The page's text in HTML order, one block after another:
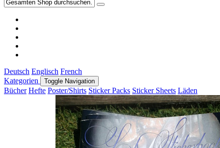
Deutsch Englisch French
Kategorien
Toggle Navigation
Bücher Hefte Poster/Shirts Sticker Packs Sticker Sheets Läden